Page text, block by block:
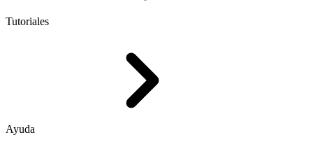
Tutoriales
Ayuda